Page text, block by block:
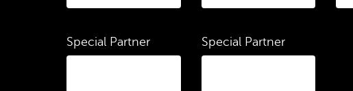
Special Partner Special Partner